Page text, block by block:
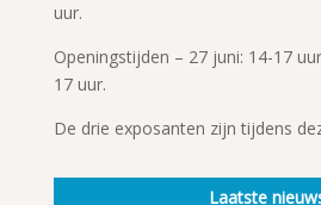
uur.
Openingstijden – 27 juni: 14-17
17 uur.
De drie exposanten zijn tijdens
Laatste